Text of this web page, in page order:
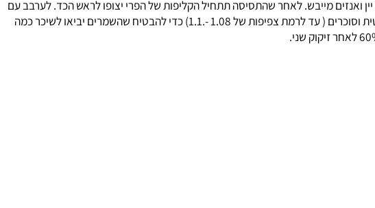
וסבון לשטוף שוב במים חמים. לפצוע את הפרי , להוציא את הגלעינים והעוקצים ולהניח בדלי כחול של 50 ליטר. לכסות במים. להמתין כיומיים עד שהפרי הופך לעיסתי. לטחון את העיסה עם מעבד מזון או
מייבש. לאחר שהתסיסה תתחיל הקליפות של הפרי יצופו לראש הכד. לערבב עם